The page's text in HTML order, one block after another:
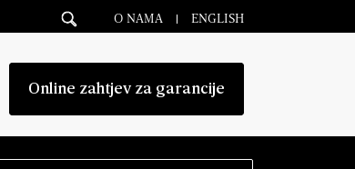
O NAMA ENGLISH
Online zahtjev za garancije